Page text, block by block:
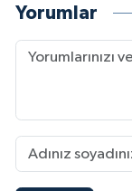
Yorumlar